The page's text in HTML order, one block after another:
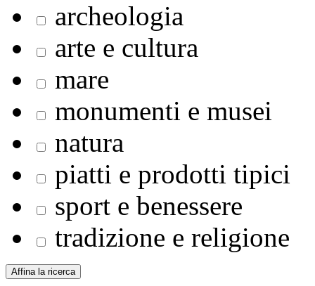
archeologia
arte e cultura
mare
monumenti e musei
natura
piatti e prodotti tipici
sport e benessere
tradizione e religione